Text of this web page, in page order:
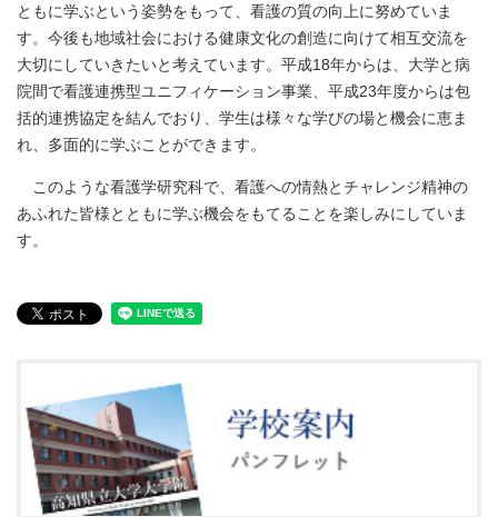
ともに学ぶという姿勢をもって、看護の質の向上に努めていま
す。今後も地域社会における健康文化の創造に向けて相互交流を
大切にしていきたいと考えています。平成18年からは、大学と病
院間で看護連携型ユニフィケーション事業、平成23年度からは包
括的連携協定を結んでおり、学生は様々な学びの場と機会に恵ま
れ、多面的に学ぶことができます。
このような看護学研究科で、看護への情熱とチャレンジ精神の
あふれた皆様とともに学ぶ機会をもてることを楽しみにしていま
す。